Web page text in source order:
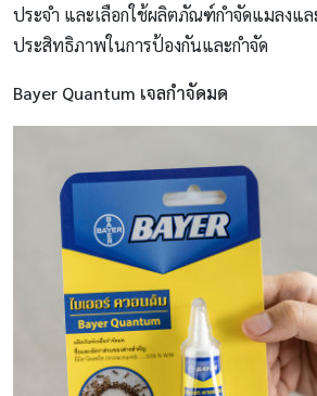
ประจำ และเลือกใช้ผลิตภัณฑ์กำจัดแมลงแ
ประสิทธิภาพในการป้องกันและกำจัด
Bayer Quantum เจลกำจัดมด